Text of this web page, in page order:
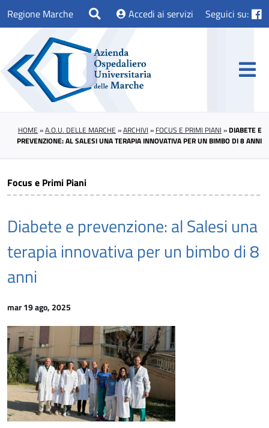
Regione Marche Accedi ai servizi Seguici su:
HOME »A.O.U. DELLE MARCHE »ARCHIVI » FOCUS E PRIMI PIANI »DIABETE E
PREVENZIONE: AL SALESI UNA TERAPIA INNOVATIVA PER UN BIMBO DI 8 ANNI
Focus e Primi Piani
Diabete e prevenzione: al Salesi una
terapia innovativa per un bimbo di 8
anni
mar 19 ago, 2025